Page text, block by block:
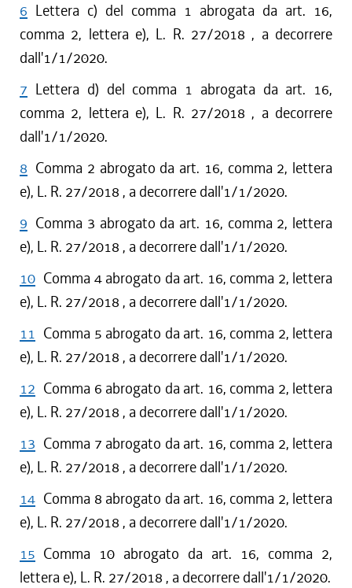
6 Lettera c) del comma 1 abrogata da art. 16,
comma 2, lettera e), L. R. 27/2018 , a decorrere
dall'1/1/2020.
7 Lettera d) del comma 1 abrogata da art. 16,
comma 2, lettera e), L. R. 27/2018 , a decorrere
dall'1/1/2020.
8 Comma 2 abrogato da art. 16, comma 2, lettera
e), L. R. 27/2018 , a decorrere dall'1/1/2020.
9 Comma 3 abrogato da art. 16, comma 2, lettera
e), L. R. 27/2018 , a decorrere dall'1/1/2020.
10 Comma 4 abrogato da art. 16, comma 2, lettera
e), L. R. 27/2018 , a decorrere dall'1/1/2020.
11 Comma 5 abrogato da art. 16, comma 2, lettera
e), L. R. 27/2018 , a decorrere dall'1/1/2020.
12 Comma 6 abrogato da art. 16, comma 2, lettera
e), L. R. 27/2018 , a decorrere dall'1/1/2020.
13 Comma 7 abrogato da art. 16, comma 2, lettera
e), L. R. 27/2018 , a decorrere dall'1/1/2020.
14 Comma 8 abrogato da art. 16, comma 2, lettera
e), L. R. 27/2018 , a decorrere dall'1/1/2020.
15 Comma 10 abrogato da art. 16, comma 2,
lettera e), L. R. 27/2018 , a decorrere dall'1/1/2020.